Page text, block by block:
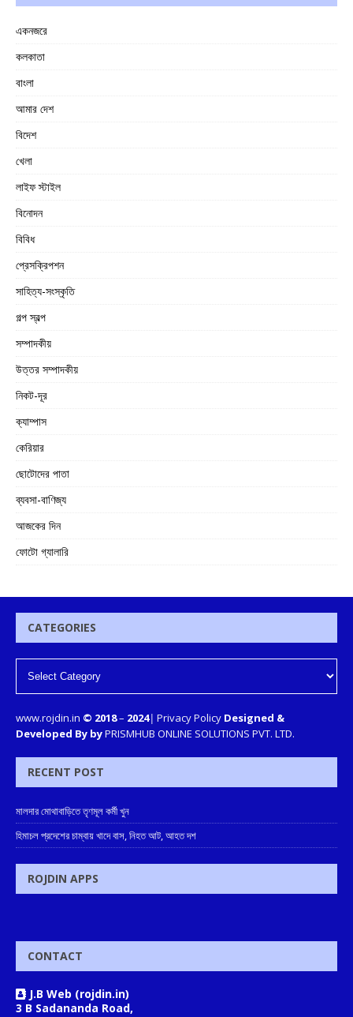
একনজরে
কলকাতা
বাংলা
আমার দেশ
বিদেশ
খেলা
লাইফ স্টাইল
বিনোদন
বিবিধ
প্রেসক্রিপশন
সাহিত্য-সংস্কৃতি
গল্প স্বল্প
সম্পাদকীয়
উত্তর সম্পাদকীয়
নিকট-দূর
ক্যাম্পাস
কেরিয়ার
ছোটোদের পাতা
ব্যবসা-বাণিজ্য
আজকের দিন
ফোটো গ্যালারি
CATEGORIES
www.rojdin.in © 2018– 2024| Privacy Policy Designed &
Developed By byPRISMHUB ONLINE SOLUTIONS PVT. LTD.
RECENT POST
মালদার মোথাবাড়িতে তৃণমূল কর্মী খুন
হিমাচল প্রদেশের চাম্বায় খাদে বাস, নিহত আট, আহত দশ
ROJDIN APPS
CONTACT
J.B Web (rojdin.in)
3 B Sadananda Road,